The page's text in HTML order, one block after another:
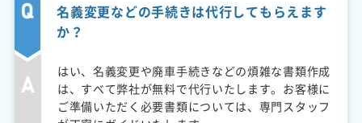
名義変更などの手続きは代行してもらえます
か？
はい、名義変更や廃車手続きなどの煩雑な書類作成
は、すべて弊社が無料で代行いたします。お客様に
ご準備いただく必要書類については、専門スタッフ